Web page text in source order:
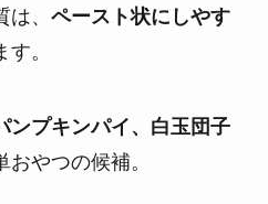
、 ペースト状にしやす
。
ンプキンパイ、白玉団子
おやつの候補。